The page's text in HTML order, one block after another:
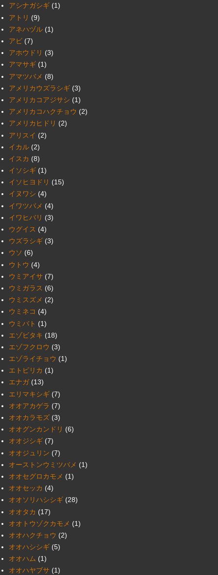
アシナガシギ (1)
アトリ (9)
アネハヅル (1)
アビ (7)
アホウドリ (3)
アマサギ (1)
アマツバメ (8)
アメリカウズラシギ (3)
アメリカコアジサシ (1)
アメリカコハクチョウ (2)
アメリカヒドリ (2)
アリスイ (2)
イカル (2)
イスカ (8)
イソシギ (1)
イソヒヨドリ (15)
イヌワシ (4)
イワツバメ (4)
イワヒバリ (3)
ウグイス (4)
ウズラシギ (3)
ウソ (6)
ウトウ (4)
ウミアイサ (7)
ウミガラス (6)
ウミスズメ (2)
ウミネコ (4)
ウミバト (1)
エゾビタキ (18)
エゾフクロウ (3)
エゾライチョウ (1)
エトピリカ (1)
エナガ (13)
エリマキシギ (7)
オオアカゲラ (7)
オオカラモズ (3)
オオグンカンドリ (6)
オオジシギ (7)
オオジュリン (7)
オーストンウミツバメ (1)
オオセグロカモメ (1)
オオセッカ (4)
オオソリハシシギ (28)
オオタカ (17)
オオトウゾクカモメ (1)
オオハクチョウ (2)
オオハシシギ (5)
オオハム (1)
オオハヤブサ (1)